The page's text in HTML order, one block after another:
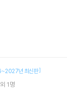
년 최신판]
1명